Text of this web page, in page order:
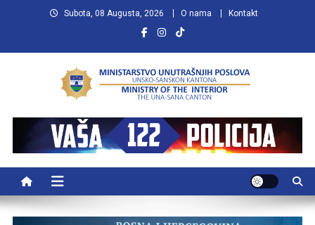
Subota, 08 Augusta, 2026 O nama Kontakt
MUP USK